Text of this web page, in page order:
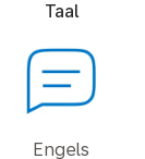
Taal
Engels